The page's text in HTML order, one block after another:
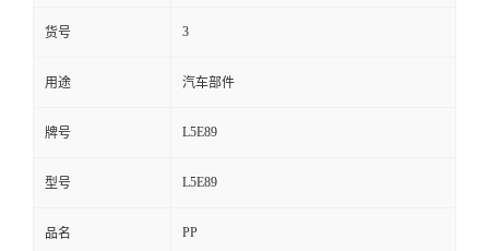
货号 3
用途 汽车部件
牌号 L5E89
型号 L5E89
品名 PP